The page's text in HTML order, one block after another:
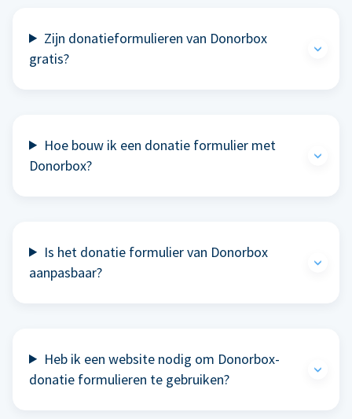
Zijn donatieformulieren van Donorbox
gratis?
Hoe bouw ik een donatie formulier met
Donorbox?
Is het donatie formulier van Donorbox
aanpasbaar?
Heb ik een website nodig om Donorbox-
donatie formulieren te gebruiken?